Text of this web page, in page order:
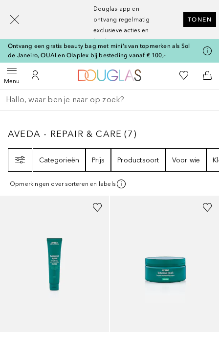
Douglas-app en
ontvang regelmatig
exclusieve acties en
kortingen
TONEN
Ontvang een gratis beauty bag met mini's van topmerken als Sol
de Janeiro, OUAI en Olaplex bij besteding vanaf € 100,-
MenuOpen menuNaar Mijn Account
Naar Douglas Home
Naar Mijn
Ga terug
Zoekopdracht uitvoeren
AVEDA - REPAIR & CARE7
AVEDA - REPAIR & CARE (7)
Categorieën
Prijs Productsoort Voor wie
Opmerkingen over sorteren en labels
[navigation.slideout.screenreader]